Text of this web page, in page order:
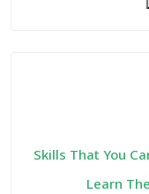
Skills That You
Learn